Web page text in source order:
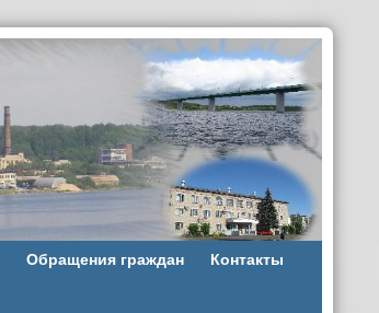
Обращения граждан Контакты